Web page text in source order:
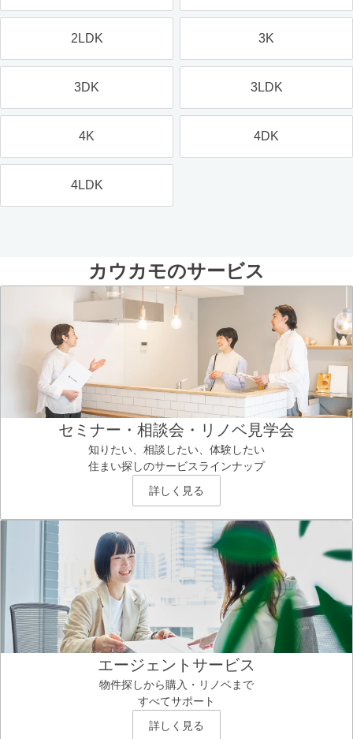
2LDK 3K
3DK 3LDK
4K 4DK
4LDK
カウカモのサービス
セミナー・相談会・リノベ見学会
知りたい、相談したい、体験したい
住まい探しのサービスラインナップ
詳しく見る
エージェントサービス
物件探しから購入・リノベまで
すべてサポート
詳しく見る